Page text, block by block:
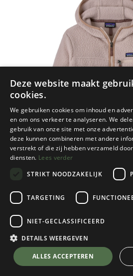
Patagonia
Women's Retro Pile
Shroom Taupe
Kies een maat
💬 Stel je vraag over dit
Deze website maakt
cookies.
We gebruiken cookies om inhoud en
en om ons verkeer te analyseren. We
gebruik van onze site met onze
deze kunnen combineren met andere
verstrekt of die zij hebben verzameld
diensten. Lees verder
STRIKT NOODZAKELIJK
TARGETING
NIET-GECLASSIFICEERD
DETAILS WEERGEVEN
ALLES ACCEPTEREN